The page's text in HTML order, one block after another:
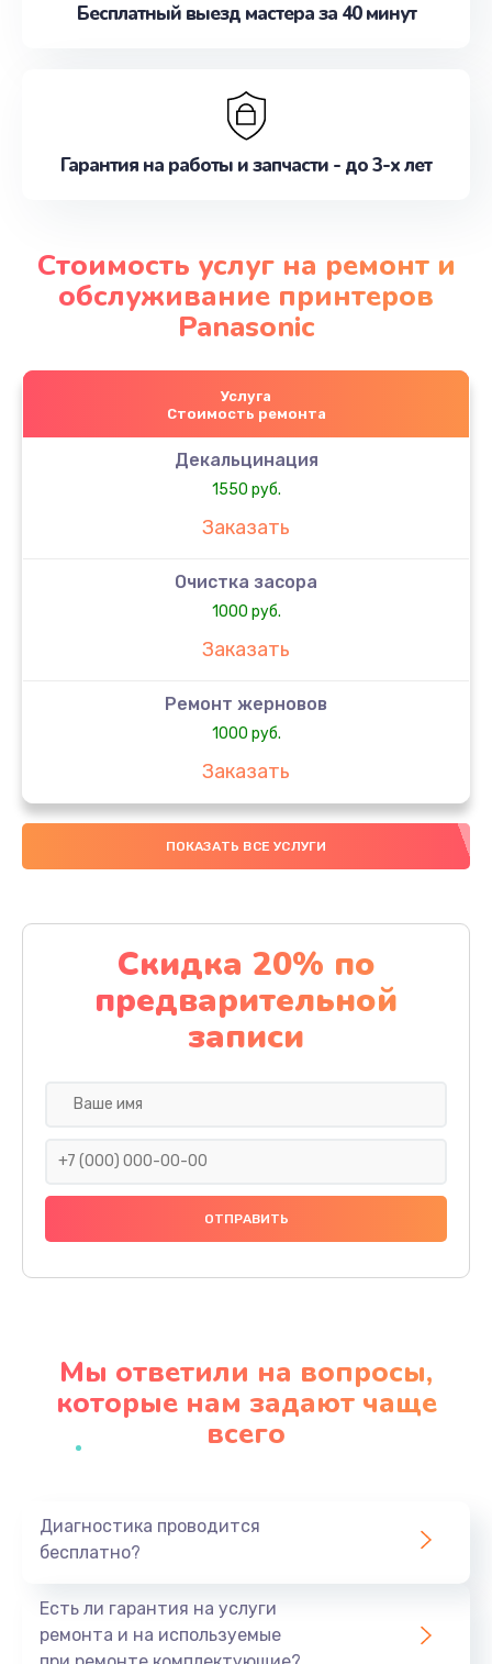
Бесплатный выезд мастера за 40 минут
Гарантия на работы и запчасти - до 3-х лет
Стоимость услуг на ремонт и
обслуживание принтеров
Panasonic
Услуга
Стоимость ремонта
Декальцинация
1550 руб.
Заказать
Очистка засора
1000 руб.
Заказать
Ремонт жерновов
1000 руб.
Заказать
Замена колец
1250 руб.
Замена скобок
1250 руб.
Заказать
Замена панелей
1250 руб.
Заказать
Замена клапана термоблока
Заказать
ПОКАЗАТЬ ВСЕ УСЛУГИ
Скидка 20% по
предварительной
записи
Мы ответили на вопросы,
которые нам задают чаще
всего
Диагностика проводится
бесплатно?
Есть ли гарантия на услуги
ремонта и на используемые